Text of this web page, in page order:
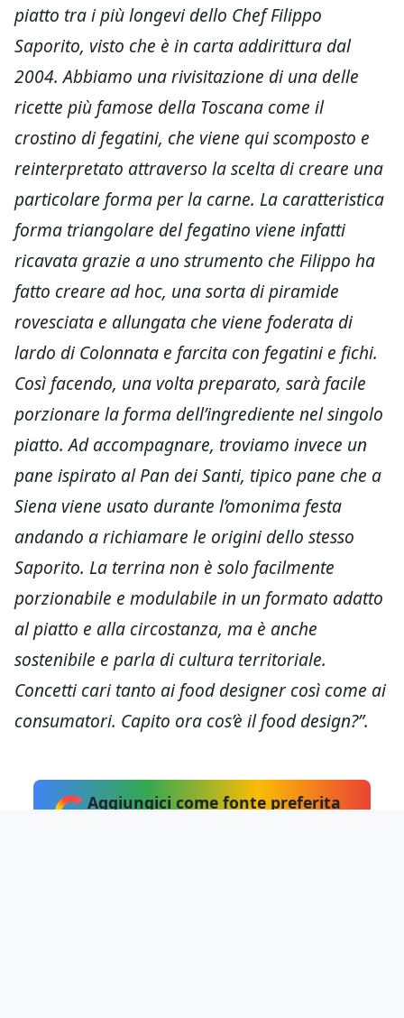
piatto tra i più longevi dello Chef Filippo
Saporito, visto che è in carta addirittura dal
2004. Abbiamo una rivisitazione di una delle
ricette più famose della Toscana come il
crostino di fegatini, che viene qui scomposto e
reinterpretato attraverso la scelta di creare una
particolare forma per la carne. La caratteristica
forma triangolare del fegatino viene infatti
ricavata grazie a uno strumento che Filippo ha
fatto creare ad hoc, una sorta di piramide
rovesciata e allungata che viene foderata di
lardo di Colonnata e farcita con fegatini e fichi.
Così facendo, una volta preparato, sarà facile
porzionare la forma dell’ingrediente nel singolo
piatto. Ad accompagnare, troviamo invece un
pane ispirato al Pan dei Santi, tipico pane che a
Siena viene usato durante l’omonima festa
andando a richiamare le origini dello stesso
Saporito. La terrina non è solo facilmente
porzionabile e modulabile in un formato adatto
al piatto e alla circostanza, ma è anche
sostenibile e parla di cultura territoriale.
Concetti cari tanto ai food designer così come ai
consumatori. Capito ora cos’è il food design?”.
Aggiungici come fonte preferita